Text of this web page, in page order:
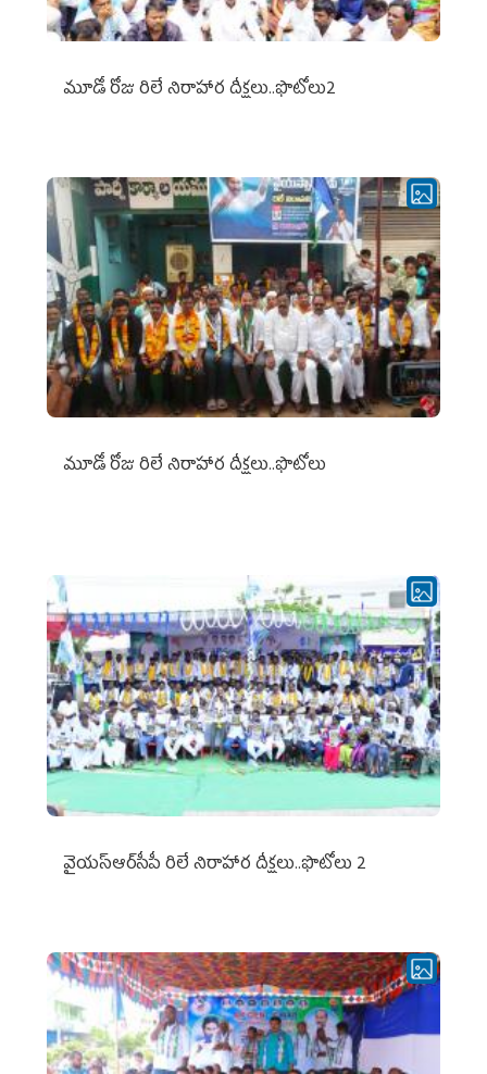
మూడో రోజు రిలే నిరాహార దీక్షలు..ఫొటోలు2
మూడో రోజు రిలే నిరాహార దీక్షలు..ఫొటోలు
వైయ‌స్ఆర్‌సీపీ రిలే నిరాహార దీక్షలు..ఫొటోలు 2